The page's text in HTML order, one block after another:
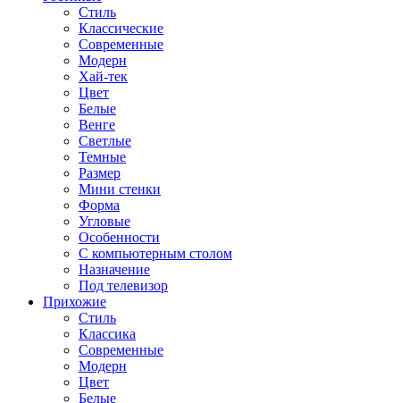
Стиль
Классические
Современные
Модерн
Хай-тек
Цвет
Белые
Венге
Светлые
Темные
Размер
Мини стенки
Форма
Угловые
Особенности
С компьютерным столом
Назначение
Под телевизор
Прихожие
Стиль
Классика
Современные
Модерн
Цвет
Белые